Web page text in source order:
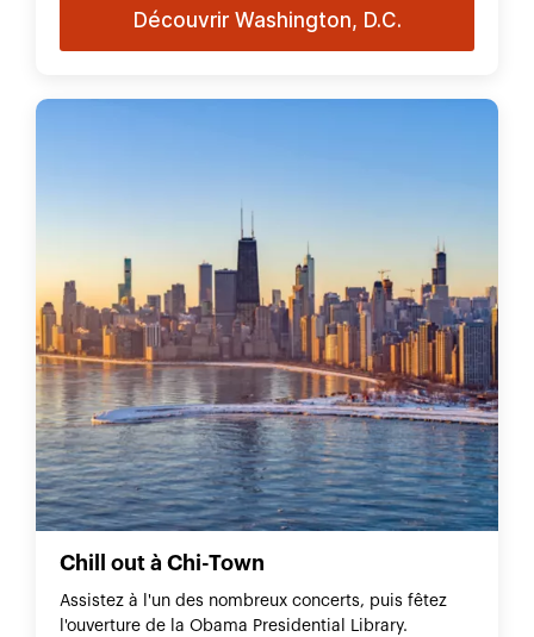
Découvrir Washington, D.C.
Chill out à Chi-Town
Assistez à l'un des nombreux concerts, puis fêtez
l'ouverture de la Obama Presidential Library.